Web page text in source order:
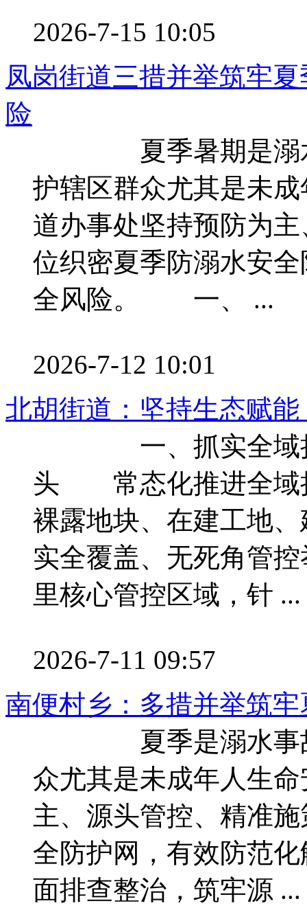
2026-7-15 10:05
凤岗街道三措并举筑牢
险
夏季暑期是溺水
护辖区群众尤其是未
道办事处坚持预防为
位织密夏季防溺水安
全风险。 一、 ...
2026-7-12 10:01
北胡街道：坚持生态赋
一、抓实全域扬
头 常态化推进全域
裸露地块、在建工地
实全覆盖、无死角管
里核心管控区域，针 ...
2026-7-11 09:57
南便村乡：多措并举筑
夏季是溺水事故
众尤其是未成年人生
主、源头管控、精准
全防护网，有效防范
面排查整治，筑牢源 ...